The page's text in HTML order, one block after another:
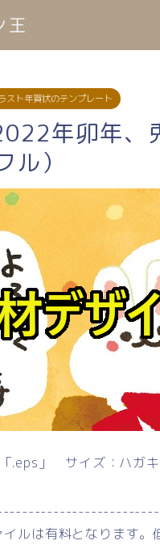
王
スト年賀状のテンプレート
年卯年、
ル）
.eps」 サイズ：ハガキ
ルは有料となります。